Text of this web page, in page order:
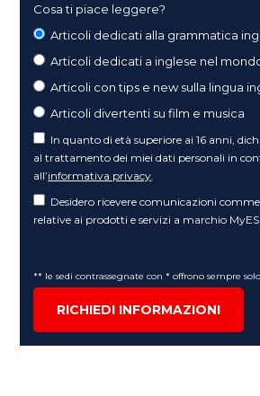
Cosa ti piace leggere?
Articoli dedicati alla grammatica
Articoli dedicati a inglese nel
Articoli con tips e new sulla lingua
Articoli divertenti su film e musica
In quanto di età superiore ai 16 anni,
al trattamento dei miei dati personali in
all’informativa privacy
Desidero ricevere comunicazioni
relative ai prodotti e servizi a marchio MyES
** le sedi contrassegnate con * offrono sempre
RICHIEDI INFORMAZIONI